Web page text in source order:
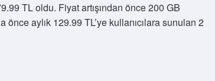
TL oldu. Fiyat artışından önce 200 GB
aylık 129.99 TL’ye kullanıcılara sunulan 2